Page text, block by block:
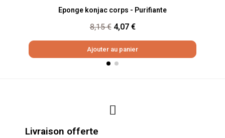
Aperçu rapide
Eponge konjac corps - Purifiante
8,15 € 4,07 €
Ajouter au panier
Livraison offerte